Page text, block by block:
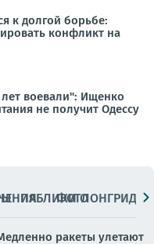
к долгой борьбе:
конфликт на
воевали": Ищенко
не получит Одессу
ПАБЛИКИ
ФОТОЛОНГРИДЫ
ракеты улетают